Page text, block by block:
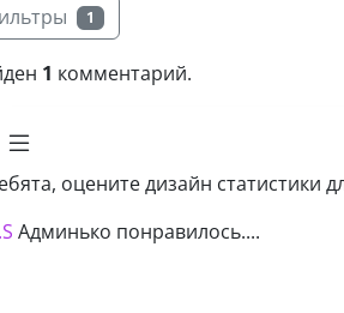
1
1 комментарий.
оцените дизайн статистики
Админько понравилось....